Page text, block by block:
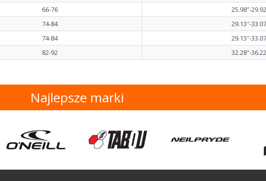
66-76
25.98″-
74-84
29.13″-
74-84
29.13″-
82-92 32.28″-
Najlepsze marki